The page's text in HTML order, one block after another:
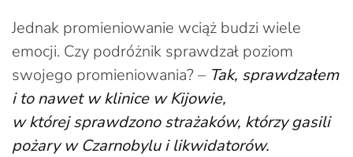
Jednak promieniowanie wciąż budzi wiele
emocji. Czy podróżnik sprawdzał poziom
swojego promieniowania? – Tak, sprawdzałem
i to nawet w klinice w Kijowie,
w której sprawdzono strażaków, którzy gasili
pożary w Czarnobylu i likwidatorów.